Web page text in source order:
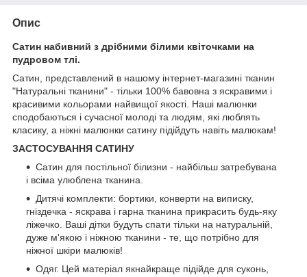
Опис
Сатин набивний з дрібними білими квіточками на
пудровом тлі.
Сатин, представлений в нашому інтернет-магазині тканин
"Натуральні тканини" - тільки 100% бавовна з яскравими і
красивими кольорами найвищої якості. Наші малюнки
сподобаються і сучасної молоді та людям, які люблять
класику, а ніжні малюнки сатину підійдуть навіть малюкам!
ЗАСТОСУВАННЯ САТИНУ
Сатин для постільної білизни - найбільш затребувана
і всіма улюблена тканина.
Дитячі комплекти: бортики, конверти на виписку,
гніздечка - яскрава і гарна тканина прикрасить будь-яку
ліжечко. Ваші дітки будуть спати тільки на натуральній,
дуже м'якою і ніжною тканини - те, що потрібно для
ніжної шкіри малюків!
Одяг. Цей матеріал якнайкраще підійде для суконь,